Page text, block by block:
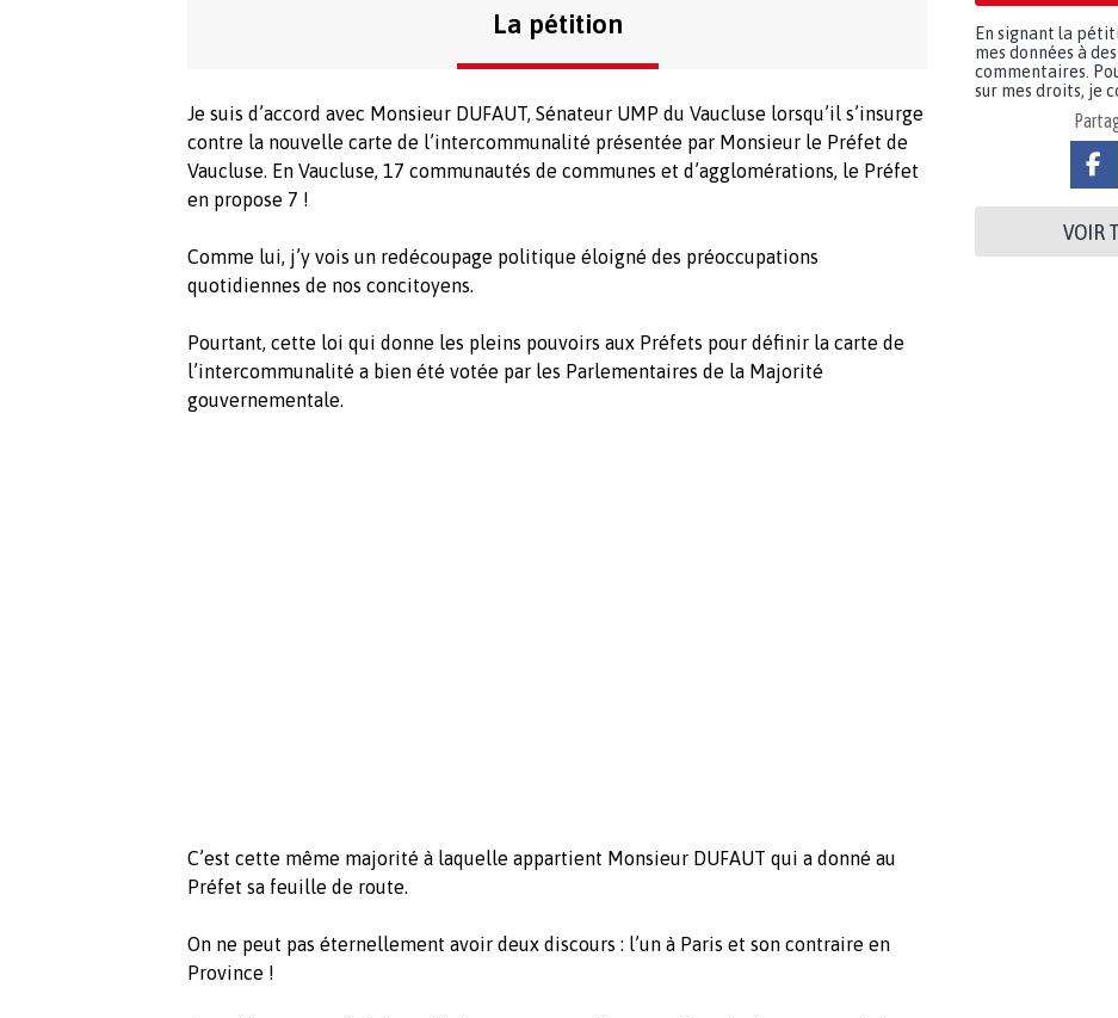
La pétition
Je suis d’accord avec Monsieur DUFAUT, Sénateur UMP du Vaucluse lorsqu’il s’insurge
contre la nouvelle carte de l’intercommunalité présentée par Monsieur le Préfet de
Vaucluse. En Vaucluse, 17 communautés de communes et d’agglomérations, le Préfet
en propose 7 !
Comme lui, j’y vois un redécoupage politique éloigné des préoccupations
quotidiennes de nos concitoyens.
Pourtant, cette loi qui donne les pleins pouvoirs aux Préfets pour définir la carte de
l’intercommunalité a bien été votée par les Parlementaires de la Majorité
gouvernementale.
C’est cette même majorité à laquelle appartient Monsieur DUFAUT qui a donné au
Préfet sa feuille de route.
On ne peut pas éternellement avoir deux discours : l’un à Paris et son contraire en
Province !
En signant la
mes données à
commentaires.
sur mes droits, je
VOIR